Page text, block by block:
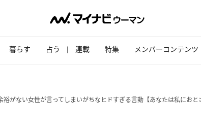
暮らす 占う 連載 特集 メンバーコンテンツ
裕がない女性が言ってしまいがちなヒドすぎる言動【あなたは私にお